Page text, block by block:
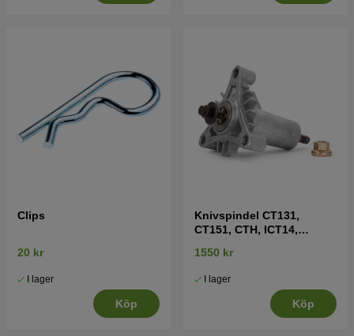
Clips
20 kr
I lager
Köp
Knivspindel CT131,
CT151, CTH, ICT14,
1550 kr
I lager
Köp